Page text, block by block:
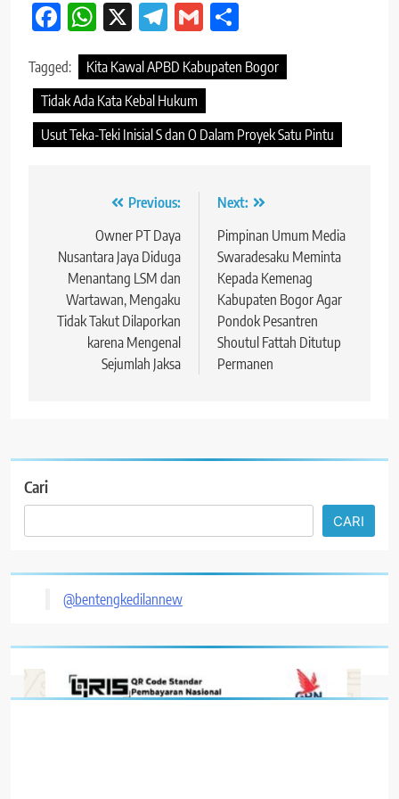
Facebook
WhatsApp
X Telegram
Gmail
Tagged:
Kita Kawal APBD Kabupaten Bogor
Tidak Ada Kata Kebal Hukum
Usut Teka-Teki Inisial S dan O Dalam Proyek Satu Pintu
Navigasi Previous:
Owner PT Daya
Nusantara Jaya Diduga
Menantang LSM dan
Wartawan, Mengaku
Tidak Takut Dilaporkan
karena Mengenal
Sejumlah Jaksa
Next:
Pimpinan Umum Media
Swaradesaku Meminta
Kepada Kemenag
Kabupaten Bogor Agar
Pondok Pesantren
Shoutul Fattah Ditutup
Permanen
Cari
CARI
@bentengkedilannew